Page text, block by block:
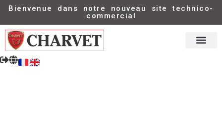
Bienvenue dans notre nouveau site technico-
commercial